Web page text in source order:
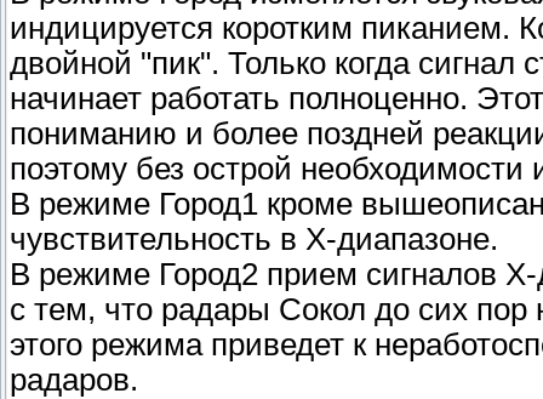
индицируется коротким пиканием.
двойной "пик". Только когда
начинает работать полноценно.
пониманию и более поздней
поэтому без острой необходимости
В режиме Город1 кроме
чувствительность в Х-диапазоне.
В режиме Город2 прием сигналов
с тем, что радары Сокол до сих пор
этого режима приведет к
радаров.